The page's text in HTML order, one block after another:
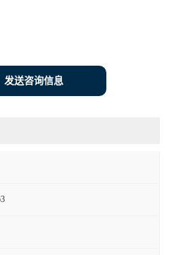
发送咨询信息